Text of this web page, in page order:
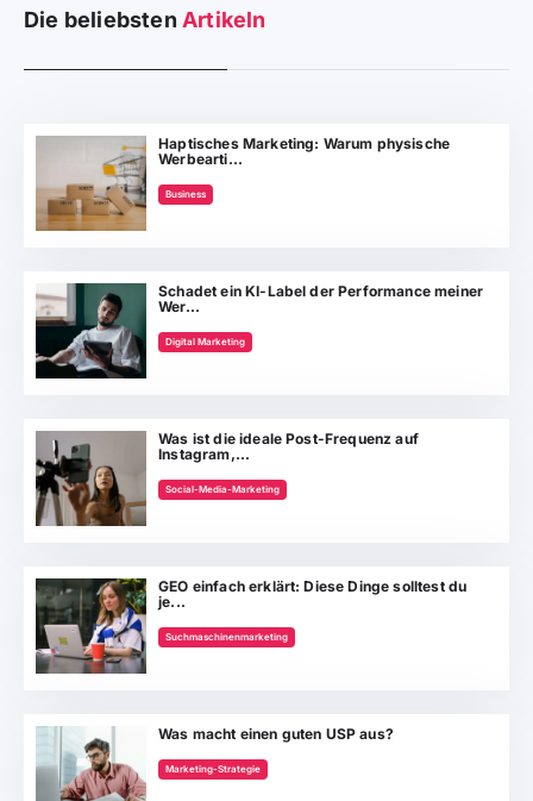
Die beliebsten Artikeln
Haptisches Marketing: Warum physische
Werbearti...
Business
Schadet ein KI-Label der Performance meiner
Wer...
Digital Marketing
Was ist die ideale Post-Frequenz auf
Instagram,...
Social-Media-Marketing
GEO einfach erklärt: Diese Dinge solltest du
je...
Suchmaschinenmarketing
Was macht einen guten USP aus?
Marketing-Strategie